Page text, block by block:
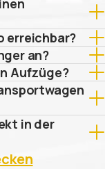
erreichbar?
an?
Aufzüge?
in der